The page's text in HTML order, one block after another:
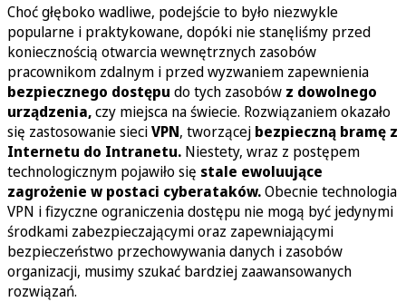
Choć głęboko wadliwe, podejście to było niezwykle
popularne i praktykowane, dopóki nie stanęliśmy przed
koniecznością otwarcia wewnętrznych zasobów
pracownikom zdalnym i przed wyzwaniem zapewnienia
bezpiecznego dostępu do tych zasobów z dowolnego
urządzenia,czy miejsca na świecie. Rozwiązaniem okazało
się zastosowanie sieciVPN, tworzącej bezpieczną bramę z
Internetu do Intranetu. Niestety, wraz z postępem
technologicznym pojawiło się stale ewoluujące
zagrożenie w postaci cyberataków.Obecnie technologia
VPN i fizyczne ograniczenia dostępu nie mogą być jedynymi
środkami zabezpieczającymi oraz zapewniającymi
bezpieczeństwo przechowywania danych i zasobów
organizacji, musimy szukać bardziej zaawansowanych
rozwiązań.